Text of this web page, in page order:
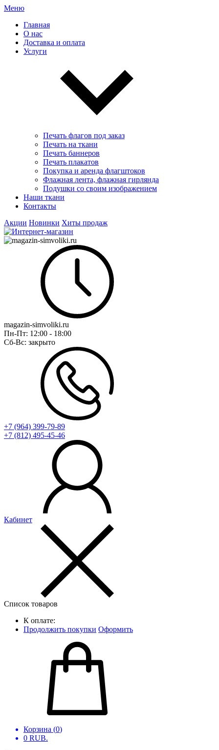
Меню
Главная
О нас
Доставка и оплата
Услуги
Печать флагов под заказ
Печать на ткани
Печать баннеров
Печать плакатов
Покупка и аренда флагштоков
Флажная лента, флажная гирлянда
Подушки со своим изображением
Наши ткани
Контакты
Акции Новинки Хиты продаж
magazin-simvoliki.ru
Пн-Пт: 12:00 - 18:00
Сб-Вс: закрыто
+7 (964) 399-79-89
+7 (812) 495-45-46
Кабинет
Список товаров
К оплате:
Продолжить покупки Оформить
Корзина (0)
0 RUB.